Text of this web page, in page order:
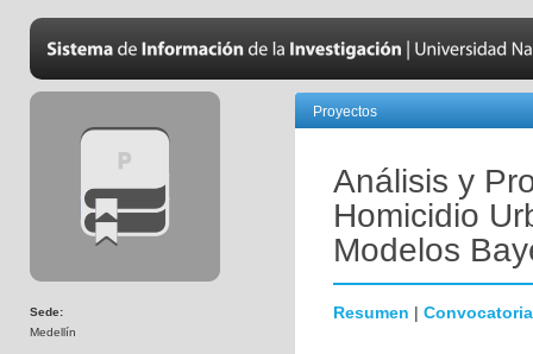
Sede:
Medellín
Proyectos
Análisis y
Homicidio
Modelos
Resumen | Convocatoria